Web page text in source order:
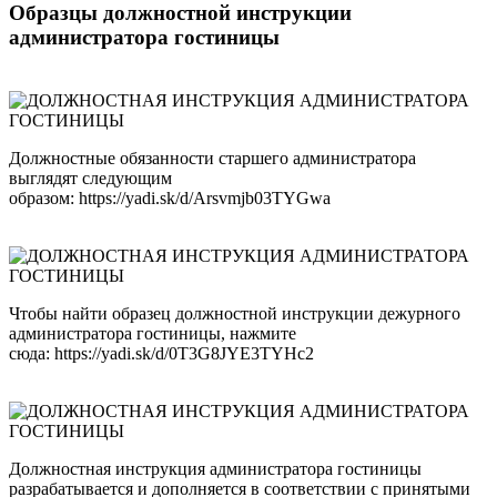
Образцы должностной инструкции
администратора гостиницы
Должностные обязанности старшего администратора
выглядят следующим
образом: https://yadi.sk/d/Arsvmjb03TYGwa
Чтобы найти образец должностной инструкции дежурного
администратора гостиницы, нажмите
сюда: https://yadi.sk/d/0T3G8JYE3TYHc2
Должностная инструкция администратора гостиницы
разрабатывается и дополняется в соответствии с принятыми